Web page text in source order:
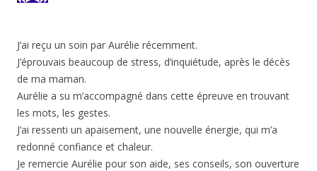
J’ai reçu un soin par Aurélie récemment.
J’éprouvais beaucoup de stress, d’inquiétude, après le décès
de ma maman.
Aurélie a su m’accompagné dans cette épreuve en trouvant
les mots, les gestes.
J’ai ressenti un apaisement, une nouvelle énergie, qui m’a
redonné confiance et chaleur.
Je remercie Aurélie pour son aide, ses conseils, son ouverture